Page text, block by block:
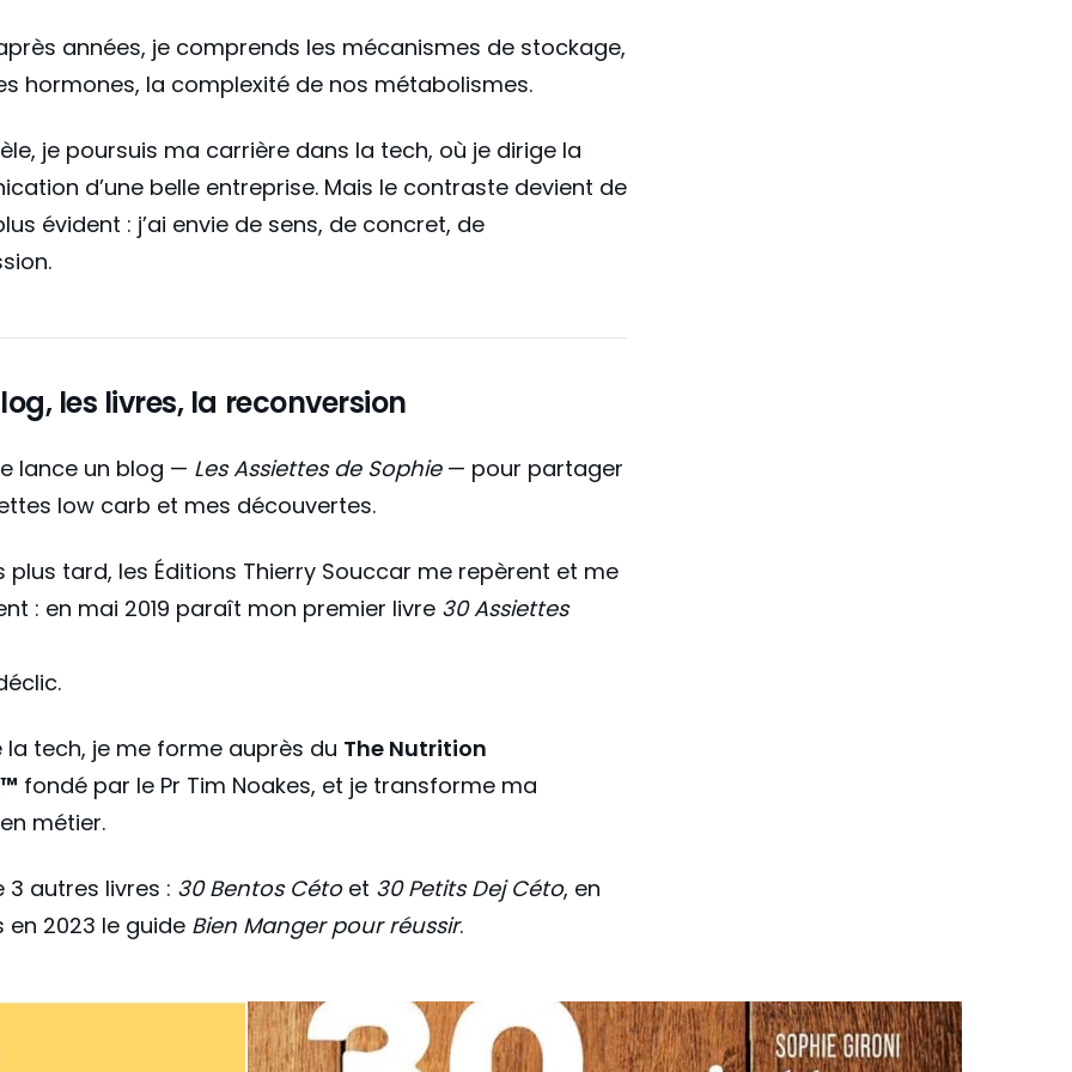
années, je comprends les mécanismes de stockage,
hormones, la complexité de nos métabolismes.
je poursuis ma carrière dans la tech, où je dirige la
d’une belle entreprise. Mais le contraste devient de
évident : j’ai envie de sens, de concret, de
les livres, la reconversion
lance un blog — Les Assiettes de Sophie— pour partager
low carb et mes découvertes.
plus tard, les Éditions Thierry Souccar me repèrent et me
: en mai 2019 paraît mon premier livre 30 Assiettes
la tech, je me forme auprès du The Nutrition
fondé par le Pr Tim Noakes, et je transforme ma
métier.
3 autres livres : 30 Bentos Cétoet 30 Petits Dej Céto, en
en 2023 le guide Bien Manger pour réussir.